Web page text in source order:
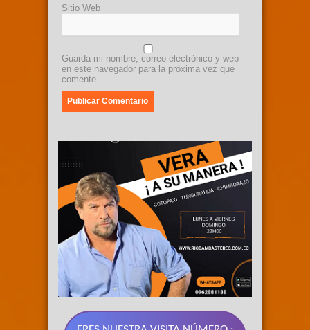
Sitio Web
Guarda mi nombre, correo electrónico y web
en este navegador para la próxima vez que
comente.